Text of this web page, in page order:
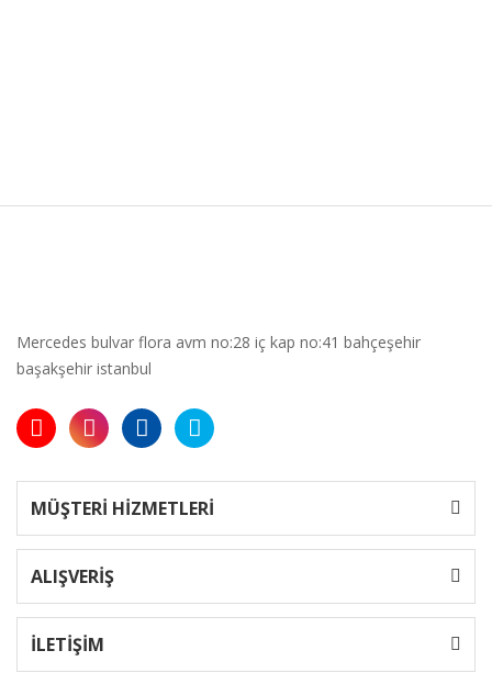
Mercedes bulvar flora avm no:28 iç kap no:41 bahçeşehir
başakşehir istanbul
MÜŞTERİ HİZMETLERİ
ALIŞVERİŞ
İLETİŞİM